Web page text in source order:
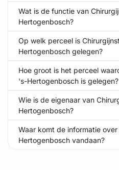
Wat is de functie van
Hertogenbosch?
Op welk perceel is
Hertogenbosch gelegen?
Hoe groot is het perceel
's-Hertogenbosch is gelegen?
Wie is de eigenaar van
Hertogenbosch?
Waar komt de informatie
Hertogenbosch vandaan?